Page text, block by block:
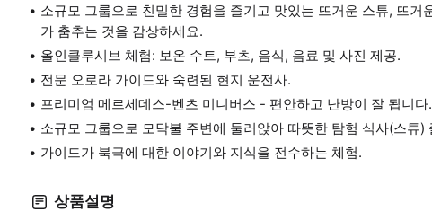
소규모 그룹으로 친밀한 경험을 즐기고 맛있는 뜨거운 스튜, 뜨
가 춤추는 것을 감상하세요.
올인클루시브 체험: 보온 수트, 부츠, 음식, 음료 및 사진 제공.
전문 오로라 가이드와 숙련된 현지 운전사.
프리미엄 메르세데스-벤츠 미니버스 - 편안하고 난방이 잘 됩니다.
소규모 그룹으로 모닥불 주변에 둘러앉아 따뜻한 탐험 식사(스튜)
가이드가 북극에 대한 이야기와 지식을 전수하는 체험.
상품설명